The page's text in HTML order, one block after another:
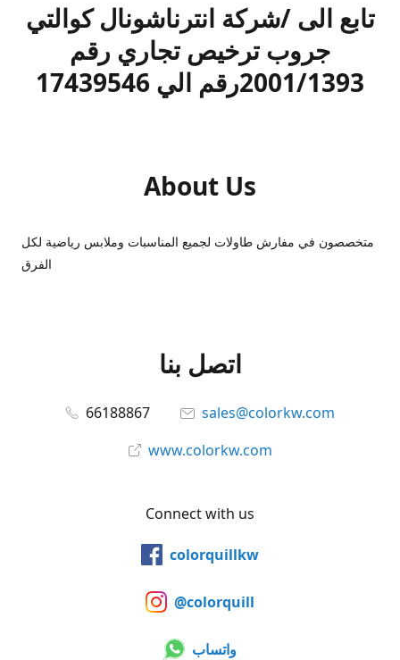
تابع الى /شركة انترناشونال كوالتي
جروب ترخيص تجاري رقم
2001/1393رقم الي 17439546
About Us
متخصصون في مفارش طاولات لجميع المناسبات وملابس رياضية لكل
الفرق
اتصل بنا
66188867
sales@colorkw.com
www.colorkw.com
Connect with us
colorquillkw
@colorquill
واتساب